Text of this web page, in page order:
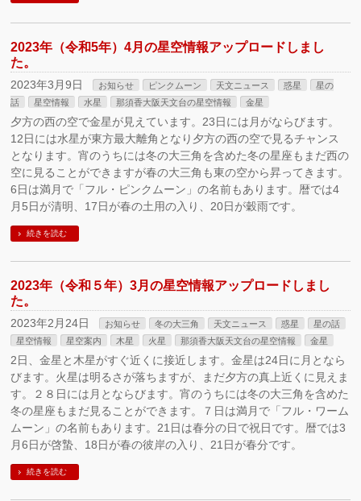
2023年（令和5年）4月の星空情報アップロードしまし
た。
2023年3月9日 お知らせ ピンクムーン 天文ニュース 惑星
星の
話
星空情報 水星 那須香大阪天文台の星空情報 金星
夕方の西の空で金星が見えています。23日には月がならびます。
12日には水星が東方最大離角となり夕方の西の空で見るチャンス
となります。宵のうちには冬の大三角を含めた冬の星座もまだ西の
空に見ることができますが春の大三角も東の空から昇ってきます。
6日は満月で「フル・ピンクムーン」の名前もあります。暦では4
月5日が清明、17日が春の土用の入り、20日が穀雨です。
続きを読む
2023年（令和５年）3月の星空情報アップロードしまし
た。
2023年2月24日 お知らせ 冬の大三角 天文ニュース 惑星
星の話
星空情報
星空案内 木星 火星 那須香大阪天文台の星空情報 金星
2日、金星と木星がすぐ近くに接近します。金星は24日に月となら
びます。火星は明るさが落ちますが、まだ夕方の真上近くに見えま
す。２８日には月とならびます。宵のうちには冬の大三角を含めた
冬の星座もまだ見ることができます。７日は満月で「フル・ワーム
ムーン」の名前もあります。21日は春分の日で祝日です。暦では3
月6日が啓蟄、18日が春の彼岸の入り、21日が春分です。
続きを読む